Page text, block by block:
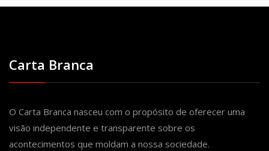
Carta Branca
O Carta Branca nasceu com o propósito de oferecer uma
visão independente e transparente sobre os
acontecimentos que moldam a nossa sociedade.